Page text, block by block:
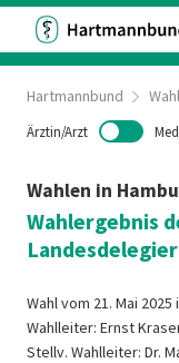
Hartmannbund
Ärztin/Arzt
Wahlen in
Wahlergebnis
Wahl vom 21. Mai
Wahlleiter: Ernst
Stellv. Wahlleiter: Dr.